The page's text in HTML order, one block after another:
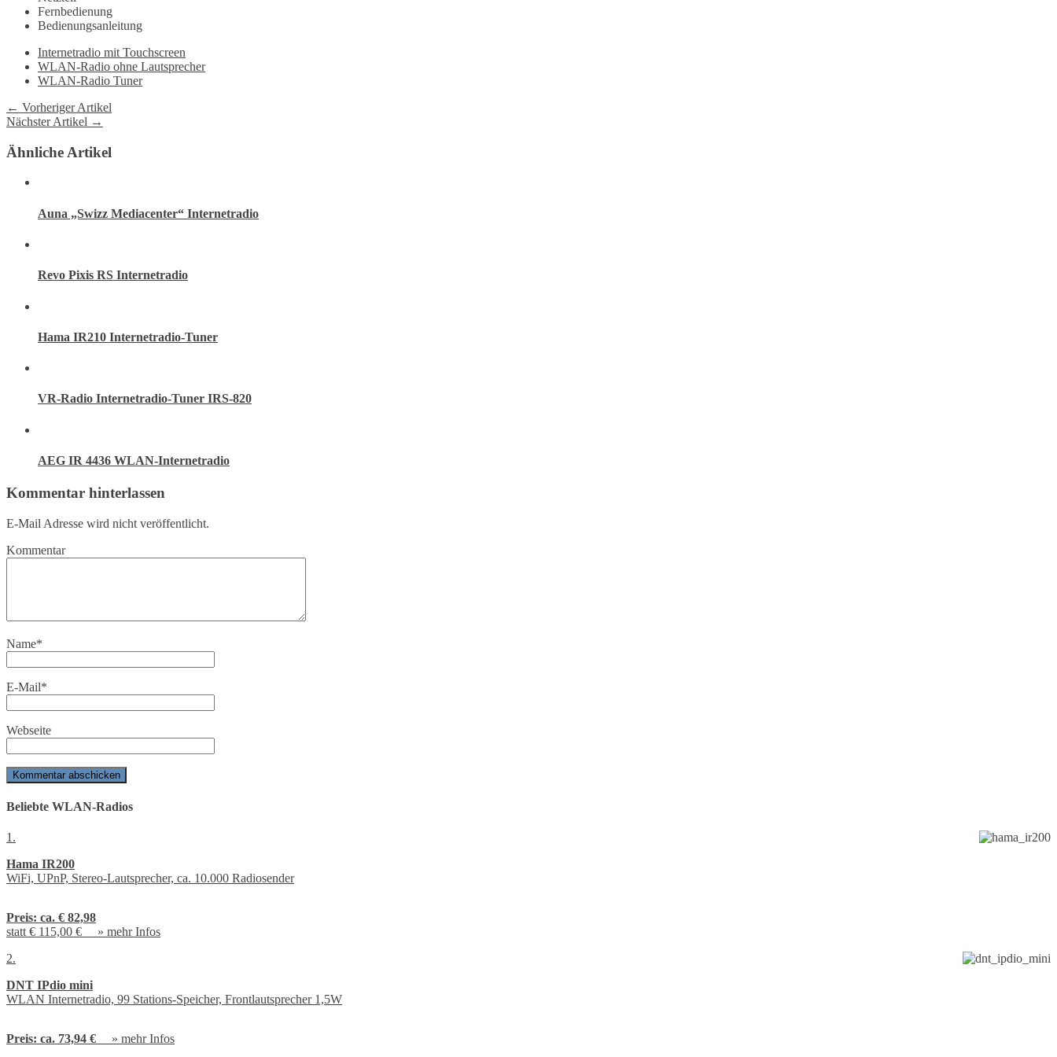
Fernbedienung
Bedienungsanleitung
Internetradio mit Touchscreen
WLAN-Radio ohne Lautsprecher
WLAN-Radio Tuner
← Vorheriger Artikel
Nächster Artikel →
Ähnliche Artikel
Auna „Swizz Mediacenter“ Internetradio
Revo Pixis RS Internetradio
Hama IR210 Internetradio-Tuner
VR-Radio Internetradio-Tuner IRS-820
AEG IR 4436 WLAN-Internetradio
Kommentar hinterlassen
E-Mail Adresse wird nicht veröffentlicht.
Kommentar
Name*
E-Mail*
Webseite
Beliebte WLAN-Radios
1.
Hama IR200
WiFi, UPnP, Stereo-Lautsprecher, ca. 10.000 Radiosender
Preis: ca. € 82,98
statt € 115,00 € » mehr Infos
2.
DNT IPdio mini
WLAN Internetradio, 99 Stations-Speicher, Frontlautsprecher 1,5W
Preis: ca. 73,94 € » mehr Infos